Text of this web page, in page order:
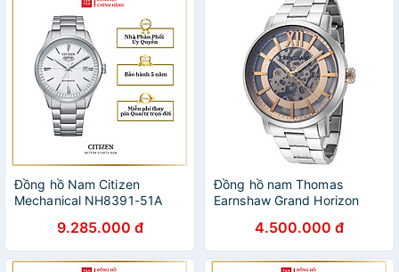
Đồng hồ Nam Citizen
Mechanical NH8391-51A
9.285.000 đ
Đồng hồ nam Thomas
Earnshaw Grand Horizon
4.500.000 đ